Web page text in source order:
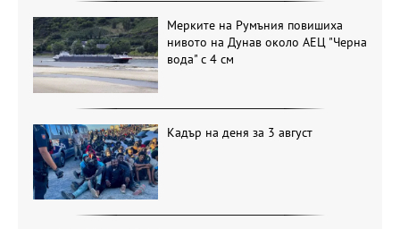
Мерките на Румъния повишиха
нивото на Дунав около АЕЦ "Черна
вода" с 4 см
Кадър на деня за 3 август